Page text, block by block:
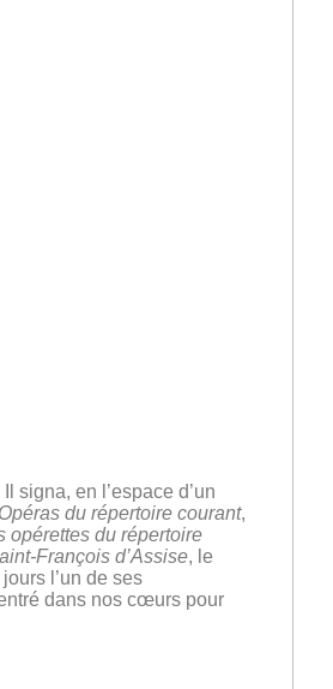
signa, en l’espace d’un
Opéras du répertoire courant,
opérettes du répertoire
François d’Assise, le
l’un de ses
dans nos cœurs pour